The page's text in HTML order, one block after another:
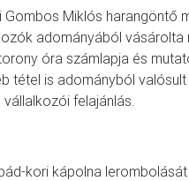
Miklós harangöntő
adományából vásárolta
óra számlapja és
tétel is adományból
felajánlás.
kori kápolna